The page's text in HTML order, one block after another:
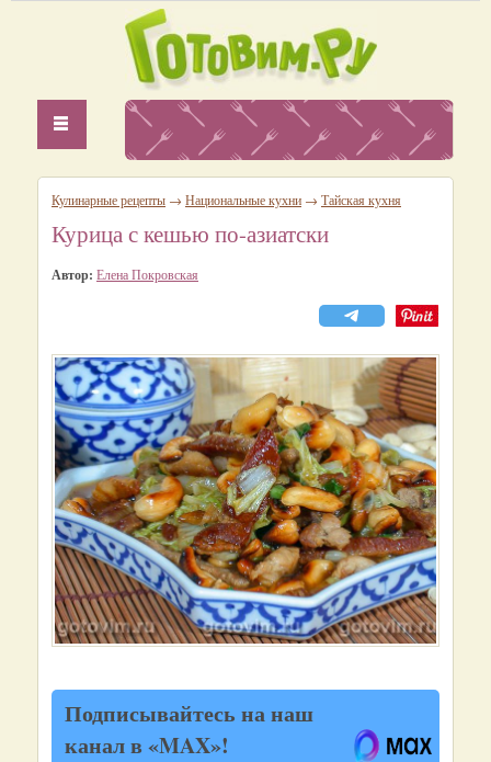
Кулинарные рецепты → Национальные кухни → Тайская кухня
Курица с кешью по-азиатски
Автор: Елена Покровская
Подписывайтесь на наш
канал в «MAX»!